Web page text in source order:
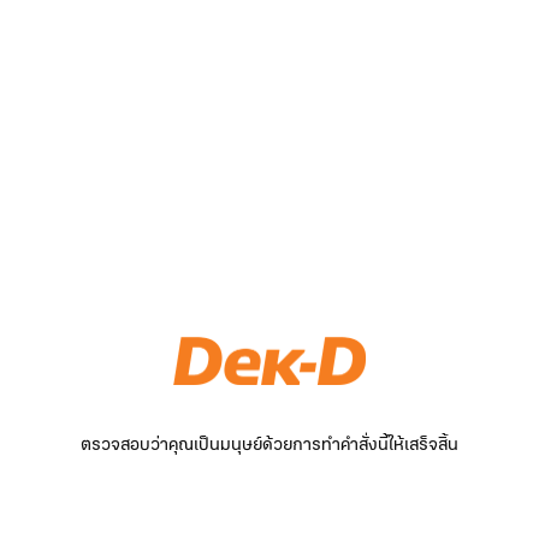
ตรวจสอบว่าคุณเป็นมนุษย์ด้วยการทำคำสั่งนี้ให้เสร็จสิ้น